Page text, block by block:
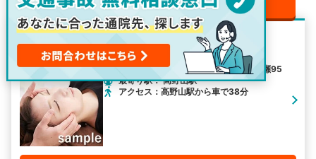
※050に切り替わる場合があります（通話無料）
安心堂十津川村鍼灸整骨院
住所：奈良県吉野郡十津川村大字五百瀬95
最寄り駅： 高野山駅
アクセス：高野山駅から車で38分